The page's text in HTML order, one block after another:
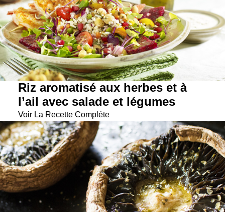
Riz aromatisé aux herbes et à
l’ail avec salade et légumes
Voir La Recette Compléte